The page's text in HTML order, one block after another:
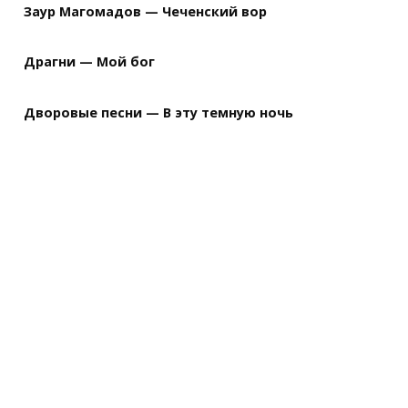
Заур Магомадов — Чеченский вор
Драгни — Мой бог
Дворовые песни — В эту темную ночь